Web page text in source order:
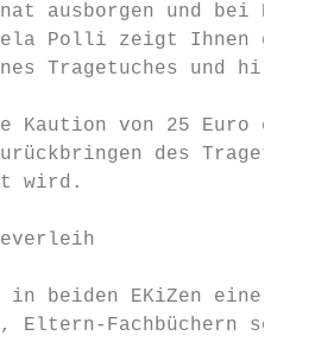
ausborgen und bei
Polli zeigt Ihnen
Tragetuches und hilft
Kaution von 25 Euro
des
wird.
in beiden EKiZen eine
Eltern-Fachbüchern sowie